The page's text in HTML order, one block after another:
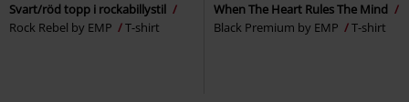
Svart/röd topp i rockabillystil
Rock Rebel by EMP
T-shirt
When The Heart Rules The Mind
Black Premium by EMP
T-shirt